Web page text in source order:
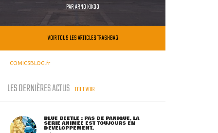
PARARNO KIKOO
VOIR TOUS LES ARTICLES TRASHBAG
COMICSBLOG.fr
LES DERNIÈRES ACTUS TOUT VOIR
BLUE BEETLE : PAS DE PANIQUE, LA
SÉRIE ANIMÉE EST TOUJOURS EN
DÉVELOPPEMENT.